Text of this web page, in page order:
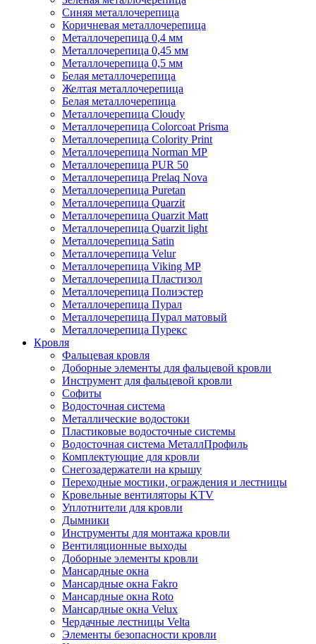
Синяя металлочерепица
Коричневая металлочерепица
Металлочерепица 0,4 мм
Металлочерепица 0,45 мм
Металлочерепица 0,5 мм
Белая металлочерепица
Желтая металлочерепица
Белая металлочерепица
Металлочерепица Cloudy
Металлочерепица Colorcoat Prisma
Металлочерепица Colority Print
Металлочерепица Norman MP
Металлочерепица PUR 50
Металлочерепица Prelaq Nova
Металлочерепица Puretan
Металлочерепица Quarzit
Металлочерепица Quarzit Matt
Металлочерепица Quarzit light
Металлочерепица Satin
Металлочерепица Velur
Металлочерепица Viking MP
Металлочерепица Пластизол
Металлочерепица Полиэстер
Металлочерепица Пурал
Металлочерепица Пурал матовый
Металлочерепица Пурекс
Кровля
Фальцевая кровля
Доборные элементы для фальцевой кровли
Инструмент для фальцевой кровли
Софиты
Водосточная система
Металлические водостоки
Пластиковые водосточные системы
Водосточная система МеталлПрофиль
Комплектующие для кровли
Снегозадержатели на крышу
Переходные мостики, ограждения и лестницы
Кровельные вентиляторы KTV
Уплотнители для кровли
Дымники
Инструменты для монтажа кровли
Вентиляционные выходы
Доборные элементы кровли
Мансардные окна
Мансардные окна Fakro
Мансардные окна Roto
Мансардные окна Velux
Чердачные лестницы Velta
Элементы безопасности кровли